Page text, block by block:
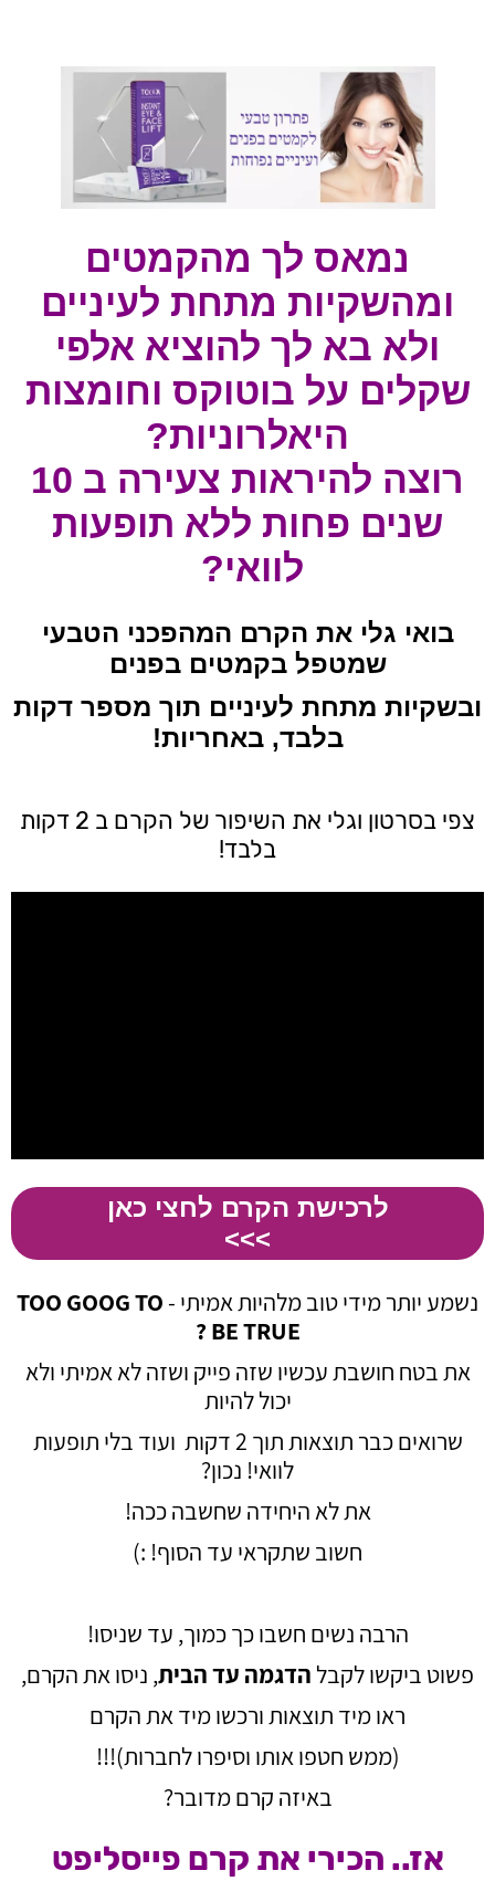
נמאס לך מהקמטים
ומהשקיות מתחת לעיניים
ולא בא לך להוציא אלפי
שקלים על בוטוקס וחומצות
היאלרוניות?
רוצה להיראות צעירה ב 10
שנים פחות ללא תופעות
לוואי?
בואי גלי את הקרם המהפכני הטבעי
שמטפל בקמטים בפנים
ובשקיות מתחת לעיניים תוך מספר דקות
בלבד, באחריות!
צפי בסרטון וגלי את השיפור של הקרם ב 2 דקות
בלבד!
לרכישת הקרם לחצי כאן
>>>
נשמע יותר מידי טוב מלהיות אמיתי -TOO GOOG TO
BE TRUE ?
את בטח חושבת עכשיו שזה פייק ושזה לא אמיתי ולא
יכול להיות
שרואים כבר תוצאות תוך 2 דקות ועוד בלי תופעות
לוואי! נכון?
את לא היחידה שחשבה ככה!
חשוב שתקראי עד הסוף! :)
הרבה נשים חשבו כך כמוך, עד שניסו!
פשוט ביקשו לקבל הדגמה עד הבית, ניסו את הקרם,
ראו מיד תוצאות ורכשו מיד את הקרם
(ממש חטפו אותו וסיפרו לחברות)!!!
באיזה קרם מדובר?
אז.. הכירי את קרם פייסליפט